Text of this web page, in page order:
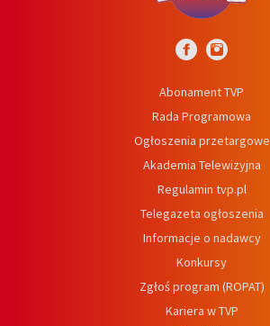
Abonament TVP
Rada Programowa
Ogłoszenia przetargowe
Akademia Telewizyjna
Regulamin tvp.pl
Telegazeta ogłoszenia
Informacje o nadawcy
Konkursy
Zgłoś program (ROPAT)
Kariera w TVP